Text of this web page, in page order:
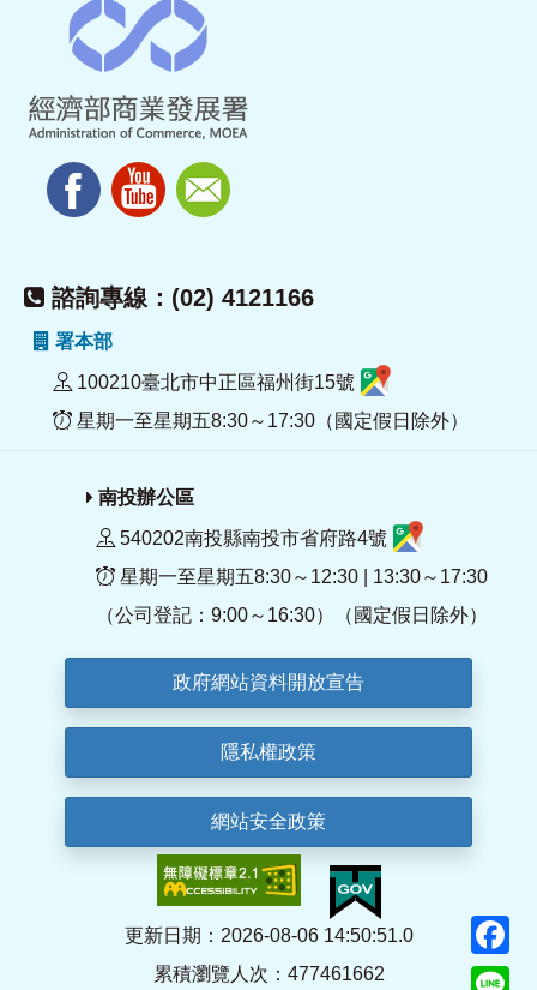
諮詢專線：(02) 4121166
署本部
100210臺北市中正區福州街15號
星期一至星期五8:30～17:30（國定假日除外）
南投辦公區
540202南投縣南投市省府路4號
星期一至星期五8:30～12:30 | 13:30～17:30
（公司登記：9:00～16:30）（國定假日除外）
政府網站資料開放宣告
隱私權政策
網站安全政策
更新日期：2026-08-06 14:50:51.0
累積瀏覽人次：477461662